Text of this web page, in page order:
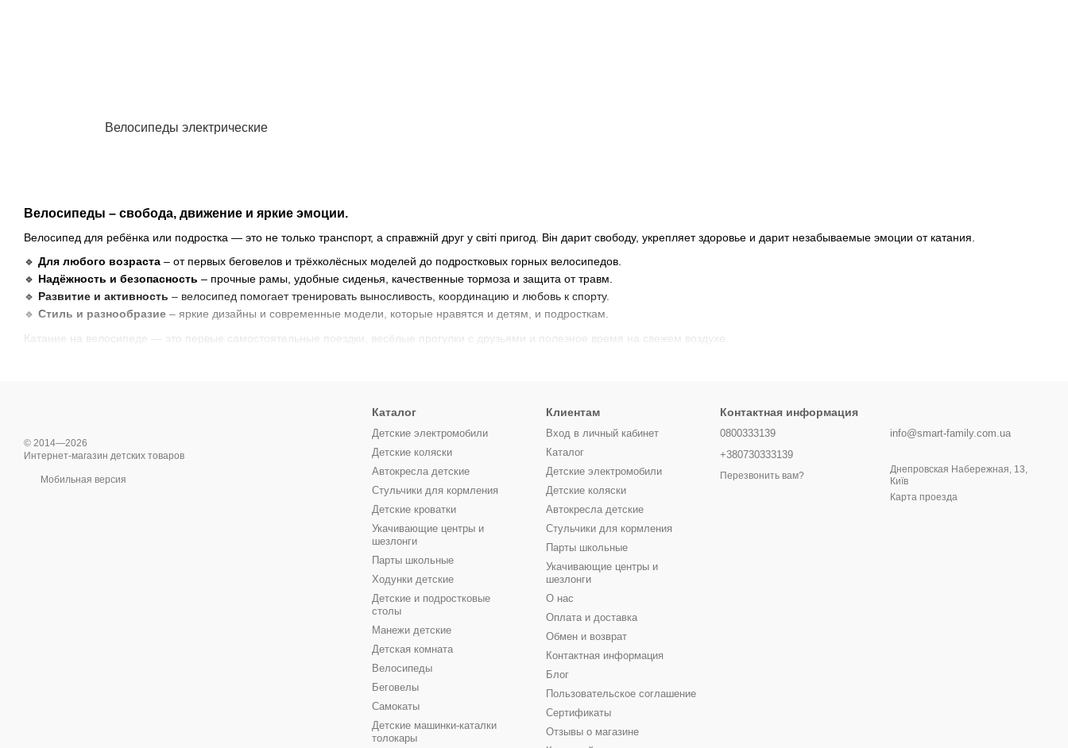
Велосипеды – свобода, движение и яркие эмоции.
Велосипед для ребёнка или подростка — это не только транспорт, а справжній друг у світі пригод. Він дарит свободу, укрепляет здоровье и дарит незабываемые эмоции от катания.
🔹 Для любого возраста – от первых беговелов и трёхколёсных моделей до подростковых горных велосипедов.
🔹 Надёжность и безопасность – прочные рамы, удобные сиденья, качественные тормоза и защита от травм.
🔹 Развитие и активность – велосипед помогает тренировать выносливость, координацию и любовь к спорту.
🔹 Стиль и разнообразие – яркие дизайны и современные модели, которые нравятся и детям, и подросткам.
Катание на велосипеде — это первые самостоятельные поездки, весёлые прогулки с друзьями и полезное время на свежем воздухе.
Велосипеды электрические
© 2014—2026
Интернет-магазин детских товаров
Мобильная версия
Каталог
Детские электромобили
Детские коляски
Автокресла детские
Стульчики для кормления
Детские кроватки
Укачивающие центры и
шезлонги
Парты школьные
Ходунки детские
Детские и подростковые
столы
Манежи детские
Детская комната
Велосипеды
Беговелы
Самокаты
Детские машинки-каталки
толокары
Клиентам
Вход в личный кабинет
Каталог
Детские электромобили
Детские коляски
Автокресла детские
Стульчики для кормления
Парты школьные
Укачивающие центры и
шезлонги
О нас
Оплата и доставка
Обмен и возврат
Контактная информация
Блог
Пользовательское соглашение
Сертификаты
Отзывы о магазине
Контактная информация
0800333139
+380730333139
Перезвонить вам?
info@smart-family.com.ua
Днепровская Набережная, 13,
Київ
Карта проезда